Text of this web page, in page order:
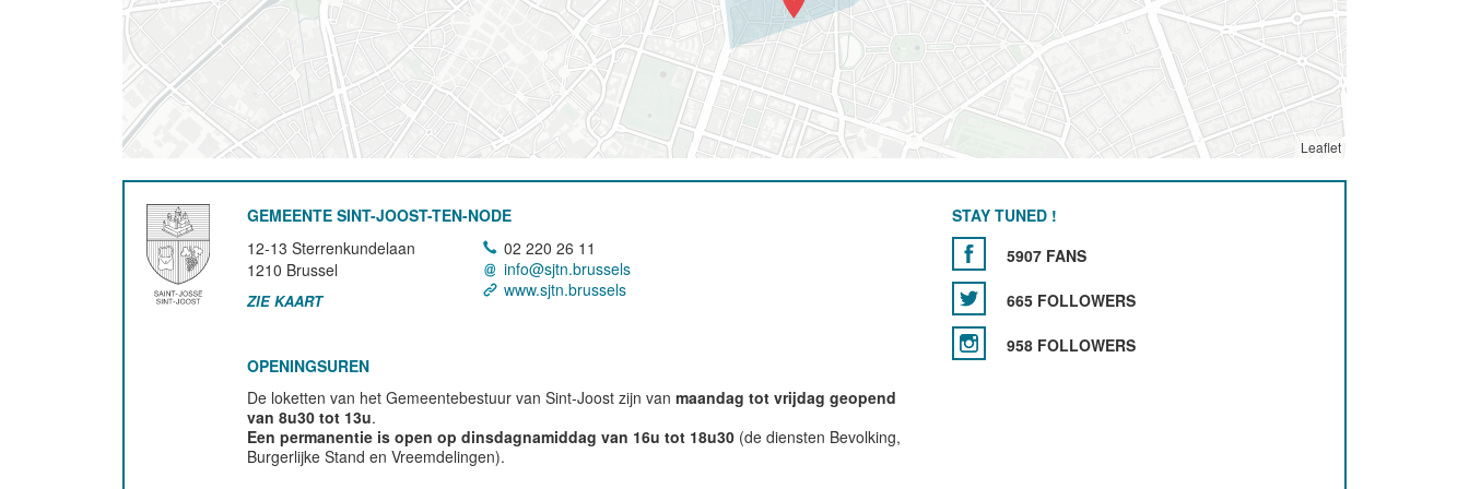
Leaflet
GEMEENTE SINT-JOOST-TEN-NODE
12-13 Sterrenkundelaan
1210 Brussel
ZIE KAART
02 220 26 11
info@sjtn.brussels
www.sjtn.brussels
OPENINGSUREN
De loketten van het Gemeentebestuur van Sint-Joost zijn vanmaandag tot vrijdag geopend
van 8u30 tot 13u.
Een permanentie is open op dinsdagnamiddag van 16u tot 18u30 (de diensten Bevolking,
Burgerlijke Stand en Vreemdelingen).
STAY TUNED !
5907 FANS
665 FOLLOWERS
958 FOLLOWERS